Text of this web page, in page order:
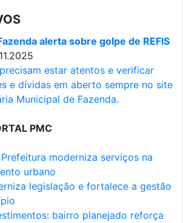
alerta sobre golpe de REFIS
estar atentos e verificar
e dívidas em aberto sempre no site
Municipal de Fazenda.
PMC
moderniza serviços na
urbano
legislação e fortalece a gestão
bairro planejado reforça